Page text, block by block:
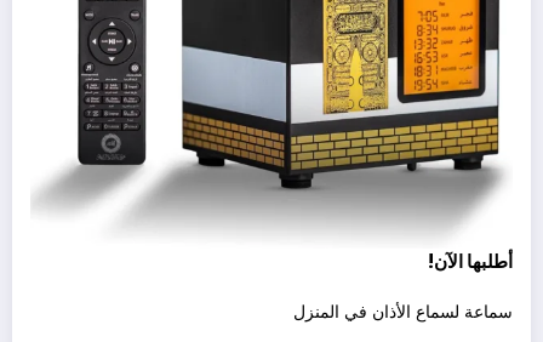
أطلبها الآن!
سماعة لسماع الأذان في المنزل